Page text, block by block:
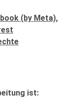
(by Meta),
ist: